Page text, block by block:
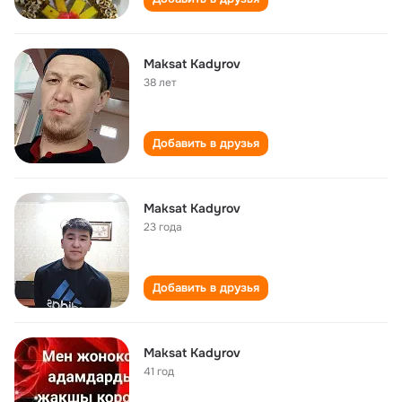
Maksat Kadyrov
38 лет
Добавить в друзья
Maksat Kadyrov
23 года
Добавить в друзья
Maksat Kadyrov
41 год